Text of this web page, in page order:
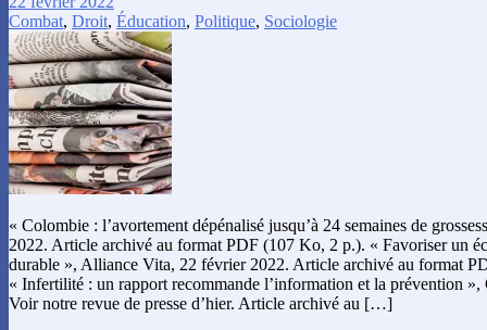
Combat, Droit, Éducation, Politique, Sociologie
« Colombie : l’avortement dépénalisé jusqu’à 24 semaines de
2022. Article archivé au format PDF (107 Ko, 2 p.). « Favoriser un
durable », Alliance Vita, 22 février 2022. Article archivé au format
« Infertilité : un rapport recommande l’information et la prévention
Voir notre revue de presse d’hier. Article archivé au […]